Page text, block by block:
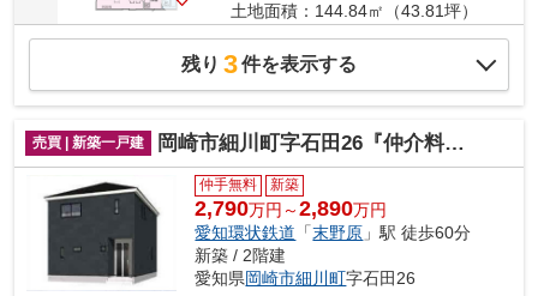
土地面積：144.84㎡（43.81坪）
残り 3件を表示する
売買 | 新築一戸建 岡崎市細川町字石田26『仲介料無料』新築戸建て
仲手無料 新築
2,790万円～2,890万円
愛知環状鉄道 「末野原 」駅 徒歩60分
新築 / 2階建
愛知県岡崎市細川町字石田26